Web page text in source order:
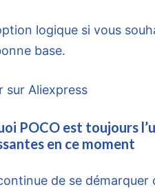
logique si vous
base.
sur Aliexpress
POCO est toujours
en ce moment
de se